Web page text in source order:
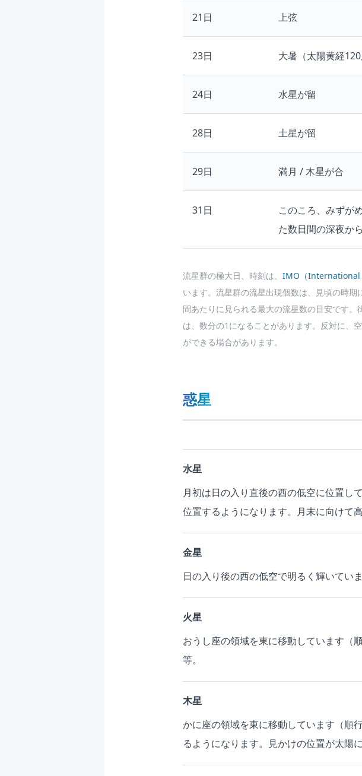
21日 上弦
23日 大暑（太陽黄経120
24日 水星が留
28日 土星が留
29日 満月 / 木星が合
31日
このころ、みずが
た数日間の深夜か
流星群の極大日、時刻は、 IMO（International
います。流星群の流星出現個数は、見頃の時
間あたりに見られる最大の流星数の目安です
は、数分の1になることがあります。反対に、
ができる場合があります。
惑星
水星
月初は日の入り直後の西の低空に位置し
位置するようになります。月末に向けて
金星
日の入り後の西の低空で明るく輝いてい
火星
おうし座の領域を東に移動しています（
等。
木星
かに座の領域を東に移動しています（順
るようになります。見かけの位置が太陽